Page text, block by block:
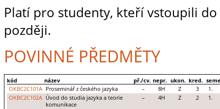
Platí pro studenty, kteří vstoupili
později.
POVINNÉ PŘEDMĚTY
kód název př./cv. nepr. ukon. kred.
OKBC2C101A Proseminář z českého jazyka – 8H Z 3
1.
OKBC2C102A Úvod do studia jazyka a teorie
komunikace
– 4H Z 2 1.